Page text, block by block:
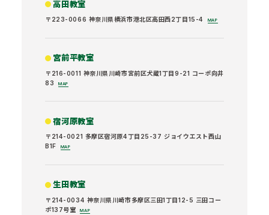
高田教室
〒223-0066 神奈川県横浜市港北区高田西2丁目15-4 MAP
宮前平教室
〒216-0011 神奈川県川崎市宮前区犬蔵1丁目9-21 コーポ向井
83
MAP
宿河原教室
〒214-0021 多摩区宿河原4丁目25-37 ジョイウエスト西山
B1F
MAP
生田教室
〒214-0034 神奈川県川崎市多摩区三田1丁目12-5 三田コー
ポ137号室
MAP